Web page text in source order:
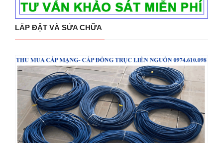
LẮP ĐẶT VÀ SỬA CHỮA